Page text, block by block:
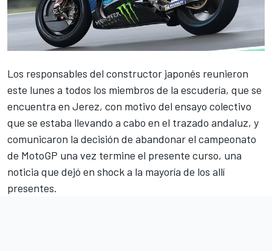
Los responsables del constructor japonés reunieron
este lunes a todos los miembros de la escudería, que se
encuentra en Jerez, con motivo del ensayo colectivo
que se estaba llevando a cabo en el trazado andaluz, y
comunicaron la decisión de abandonar el campeonato
de MotoGP una vez termine el presente curso, una
noticia que dejó en shock a la mayoría de los allí
presentes.